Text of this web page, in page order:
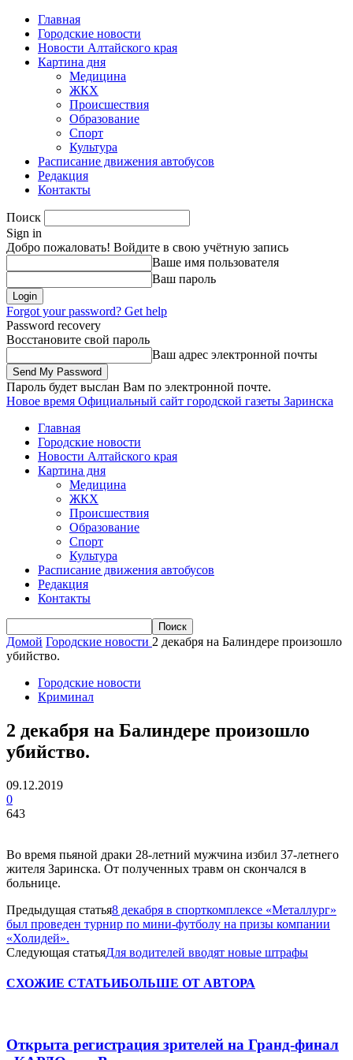
Главная
Городские новости
Новости Алтайского края
Картина дня
Медицина
ЖКХ
Происшествия
Образование
Спорт
Культура
Расписание движения автобусов
Редакция
Контакты
Поиск
Sign in
Добро пожаловать! Войдите в свою учётную запись
Ваше имя пользователя
Ваш пароль
Forgot your password? Get help
Password recovery
Восстановите свой пароль
Ваш адрес электронной почты
Пароль будет выслан Вам по электронной почте.
Новое время Официальный сайт городской газеты Заринска
Главная
Городские новости
Новости Алтайского края
Картина дня
Медицина
ЖКХ
Происшествия
Образование
Спорт
Культура
Расписание движения автобусов
Редакция
Контакты
Домой Городские новости 2 декабря на Балиндере произошло
убийство.
Городские новости
Криминал
2 декабря на Балиндере произошло
убийство.
09.12.2019
0
643
Во время пьяной драки 28-летний мужчина избил 37-летнего
жителя Заринска. От полученных травм он скончался в
больнице.
Предыдущая статья8 декабря в спорткомплексе «Металлург»
был проведен турнир по мини-футболу на призы компании
«Холидей».
Следующая статьяДля водителей вводят новые штрафы
СХОЖИЕ СТАТЬИБОЛЬШЕ ОТ АВТОРА
Открыта регистрация зрителей на Гранд-финал